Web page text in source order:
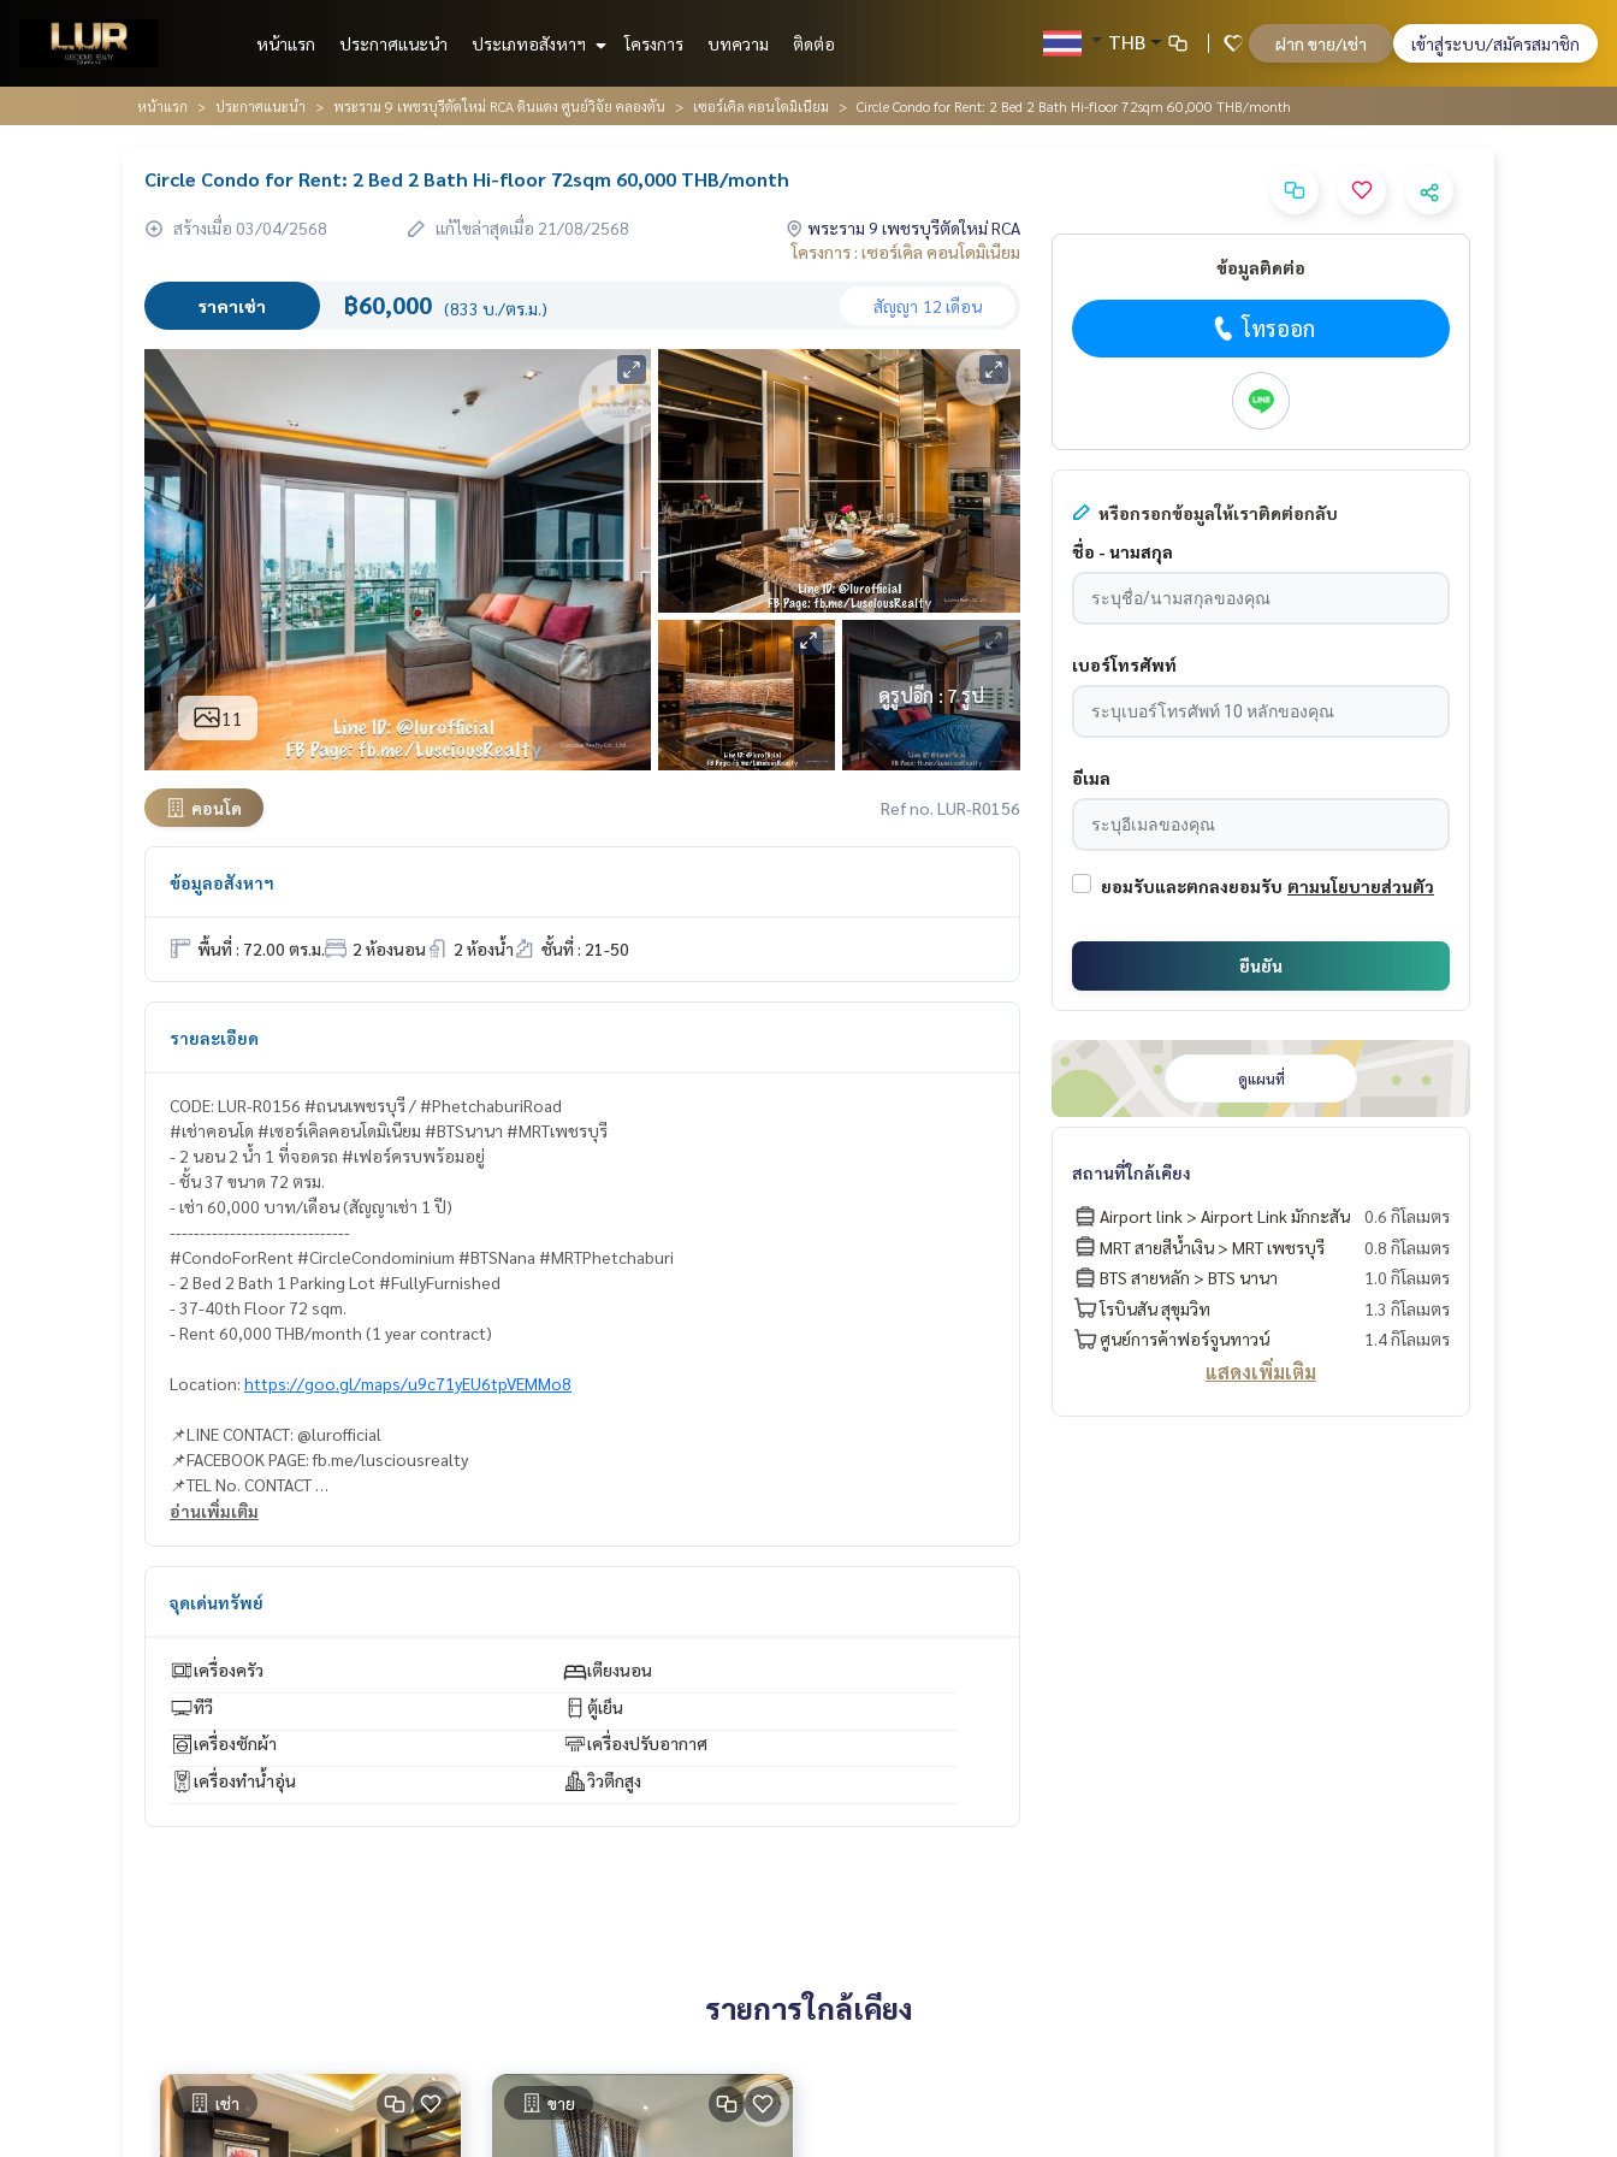
หน้าแรก ประกาศแนะนำ ประเภทอสังหาฯ โครงการ บทความ ติดต่อ THB ฝาก ขาย/เช่า เข้าสู่ระบบ/สมัครสมาชิก
หน้าแรก ประกาศแนะนำ พระราม 9 เพชรบุรีตัดใหม่ RCA ดินแดง ศูนย์วิจัย คลองตัน เซอร์เคิล คอนโดมิเนียม Circle Condo for Rent: 2 Bed 2 Bath Hi-floor 72sqm 60,000 THB/month
Circle Condo for Rent: 2 Bed 2 Bath Hi-floor 72sqm 60,000 THB/month
สร้างเมื่อ 03/04/2568 แก้ไขล่าสุดเมื่อ 21/08/2568
พระราม 9 เพชรบุรีตัดใหม่ RCA
โครงการ : เซอร์เคิล คอนโดมิเนียม
ราคาเช่า ฿60,000 (833 บ./ตร.ม.) สัญญา 12 เดือน
11
ดูรูปอีก : 7 รูป
คอนโด Ref no. LUR-R0156
ข้อมูลอสังหาฯ
พื้นที่ : 72.00 ตร.ม. 2 ห้องนอน 2 ห้องน้ำ ชั้นที่ : 21-50
รายละเอียด
CODE: LUR-R0156 #ถนนเพชรบุรี / #PhetchaburiRoad
#เช่าคอนโด #เซอร์เคิลคอนโดมิเนียม #BTSนานา #MRTเพชรบุรี
- 2 นอน 2 น้ำ 1 ที่จอดรถ #เฟอร์ครบพร้อมอยู่
- ชั้น 37 ขนาด 72 ตรม.
- เช่า 60,000 บาท/เดือน (สัญญาเช่า 1 ปี)
------------------------------
#CondoForRent #CircleCondominium #BTSNana #MRTPhetchaburi
- 2 Bed 2 Bath 1 Parking Lot #FullyFurnished
- 37-40th Floor 72 sqm.
- Rent 60,000 THB/month (1 year contract)
Location: https://goo.gl/maps/u9c71yEU6tpVEMMo8
📌LINE CONTACT: @lurofficial
📌FACEBOOK PAGE: fb.me/lusciousrealty
📌TEL No. CONTACT
K. Arm082-4445388
sell #homeforbuy #townhome #townhomeforrent #townhomeforsale #townhomeforsell #townhomeforbuy
#Luxurycondo #CondoSukhumvit #CONDOEXCHANGE #CondoRentalsBangkok #RentSellCondoBangkok #Co
ndoMarket #CondoDD #Sukhumvit #CBD #ทำงานด้วยใจ #ใช้ความรู้ทำงาน #บ้านและสวน #Phetkasem #ใจกลางเ
มือง #สุขุมวิท #เพชรเกษม #คอนโด #ขายคอนโด #เช่าคอนโด #คอนโดให้เช่า #รับฝากขายเช่าบ้านคอนโด #ขายเช่าคอ
นโด #คอนโดหรู #คอนโดใกล้รถไฟฟ้า #คอนโดใกล้bts #บ้าน #บ้านหรู #ขายบ้าน #ซื้อบ้าน #เช่าบ้าน #บ้านให้เช่า #บ้
รึกษาสินเชื่อฟรี #อยากมีบ้าน #บ้านหลังแรก #บ้านหลังที่สอง #อยากมีคอนโด #อยากมีบ้าน #รับปรึกษางานอสังหาริมท
อ่านเพิ่มเติม
จุดเด่นทรัพย์
เครื่องครัว
เตียงนอน
ทีวี
ตู้เย็น
เครื่องซักผ้า
เครื่องปรับอากาศ
เครื่องทำน้ำอุ่น
วิวตึกสูง
ข้อมูลติดต่อ
โทรออก
หรือกรอกข้อมูลให้เราติดต่อกลับ
ชื่อ - นามสกุล
เบอร์โทรศัพท์
อีเมล
ยอมรับและตกลงยอมรับ ตามนโยบายส่วนตัว
ยืนยัน
ดูแผนที่
สถานที่ใกล้เคียง
Airport link > Airport Link มักกะสัน
0.6 กิโลเมตร
MRT สายสีน้ำเงิน > MRT เพชรบุรี
0.8 กิโลเมตร
BTS สายหลัก > BTS นานา
1.0 กิโลเมตร
โรบินสัน สุขุมวิท
1.3 กิโลเมตร
ศูนย์การค้าฟอร์จูนทาวน์
1.4 กิโลเมตร
แสดงเพิ่มเติม
รายการใกล้เคียง
เช่า ขาย